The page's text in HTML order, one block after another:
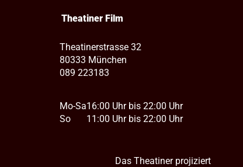
Theatiner Film
Theatinerstrasse 32
80333 München
089 223183
Mo-Sa
So
16:00 Uhr bis 22:00 Uhr
11:00 Uhr bis 22:00 Uhr
Das Theatiner projiziert